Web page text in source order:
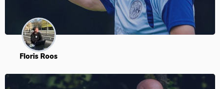
Floris Roos